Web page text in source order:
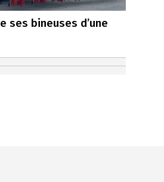
ses bineuses d’une